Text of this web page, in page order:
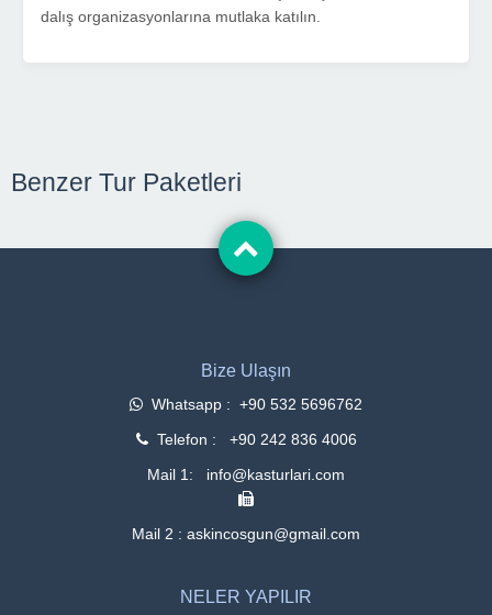
dalış organizasyonlarına mutlaka katılın.
Benzer Tur Paketleri
Bize Ulaşın
Whatsapp : +90 532 5696762
Telefon : +90 242 836 4006
Mail 1: info@kasturlari.com
Mail 2 : askincosgun@gmail.com
NELER YAPILIR